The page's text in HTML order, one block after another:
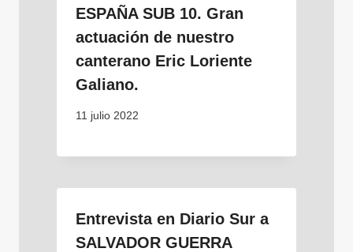
ESPAÑA SUB 10. Gran
actuación de nuestro
canterano Eric Loriente
Galiano.
11 julio 2022
Entrevista en Diario Sur a
SALVADOR GUERRA